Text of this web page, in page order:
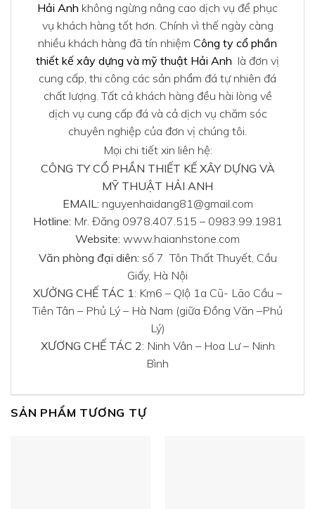
Hải Anh không ngừng nâng cao dịch vụ để phục
vụ khách hàng tốt hơn. Chính vì thế ngày càng
nhiều khách hàng đã tín nhiệm Công ty cổ phần
thiết kế xây dựng và mỹ thuật Hải Anh là đơn vị
cung cấp, thi công các sản phẩm đá tự nhiên đá
chất lượng. Tất cả khách hàng đều hài lòng về
dịch vụ cung cấp đá và cả dịch vụ chăm sóc
chuyên nghiệp của đơn vị chúng tôi.
Mọi chi tiết xin liên hệ:
CÔNG TY CỔ PHẦN THIẾT KẾ XÂY DỰNG VÀ
MỸ THUẬT HẢI ANH
EMAIL: nguyenhaidang81@gmail.com
Hotline: Mr. Đăng 0978.407.515 – 0983.99.1981
Website: www.haianhstone.com
Văn phòng đại diên: số 7 Tôn Thất Thuyết, Cầu
Giấy, Hà Nội
XƯỞNG CHẾ TÁC 1 : Km6 – Qlộ 1a Cũ- Lão Cầu –
Tiên Tân – Phủ Lý – Hà Nam (giữa Đồng Văn –Phủ
Lý)
XƯƠNG CHẾ TÁC 2: Ninh Vân – Hoa Lư – Ninh
Bình
SẢN PHẨM TƯƠNG TỰ